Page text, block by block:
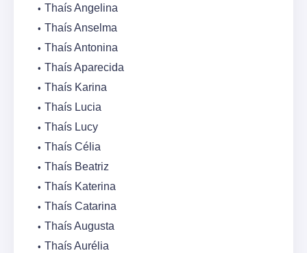
Thaís Angelina
Thaís Anselma
Thaís Antonina
Thaís Aparecida
Thaís Karina
Thaís Lucia
Thaís Lucy
Thaís Célia
Thaís Beatriz
Thaís Katerina
Thaís Catarina
Thaís Augusta
Thaís Aurélia